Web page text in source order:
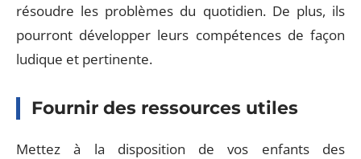
résoudre les problèmes du quotidien. De plus, ils
pourront développer leurs compétences de façon
ludique et pertinente.
Fournir des ressources utiles
Mettez à la disposition de vos enfants des